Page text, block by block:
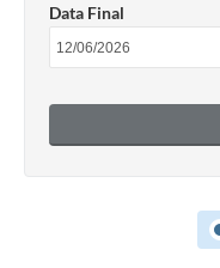
Conselho Municipal de
Calendário de vacinação
Data Final